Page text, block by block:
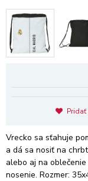
Vrecko sa sťahuje
a dá sa nosiť na
alebo aj na
nosenie. Rozmer: